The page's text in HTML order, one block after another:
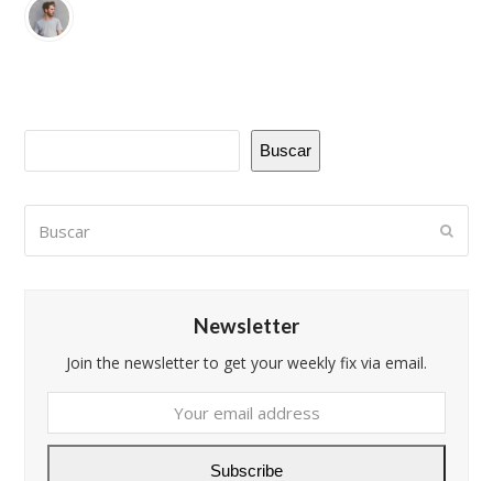
Buscar
Newsletter
Join the newsletter to get your weekly fix via email.
email
Subscribe